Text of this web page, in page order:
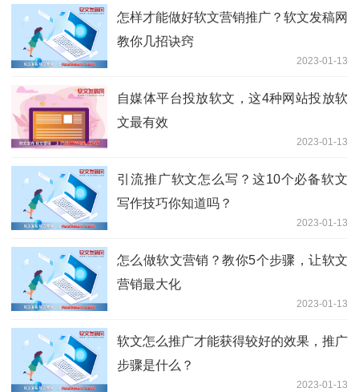
怎样才能做好软文营销推广？软文发稿网
教你几招诀窍
2023-01-13
自媒体平台投放软文，这4种网站投放软
文最有效
2023-01-13
引流推广软文怎么写？这10个必备软文
写作技巧你知道吗？
2023-01-13
怎么做软文营销？教你5个步骤，让软文
营销最大化
2023-01-13
软文怎么推广才能获得较好的效果，推广
步骤是什么？
2023-01-13